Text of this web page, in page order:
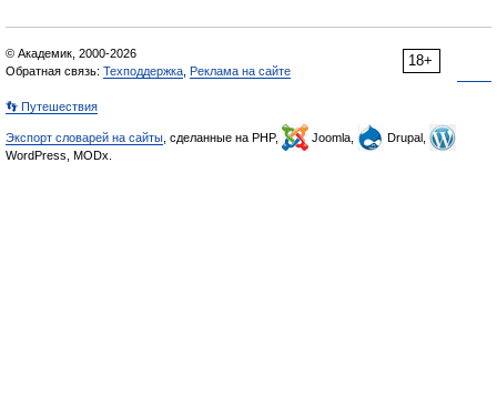
18+
© Академик, 2000-2026
Обратная связь: Техподдержка Реклама на сайте
👣 Путешествия
Экспорт словарей на сайты , сделанные на PHP, Joomla,
Drupal,
WordPress, MODx.